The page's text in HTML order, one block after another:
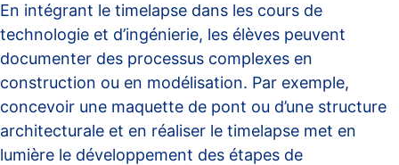
En intégrant le timelapse dans les cours de
technologie et d’ingénierie, les élèves peuvent
documenter des processus complexes en
construction ou en modélisation. Par exemple,
concevoir une maquette de pont ou d’une structure
architecturale et en réaliser le timelapse met en
lumière le développement des étapes de